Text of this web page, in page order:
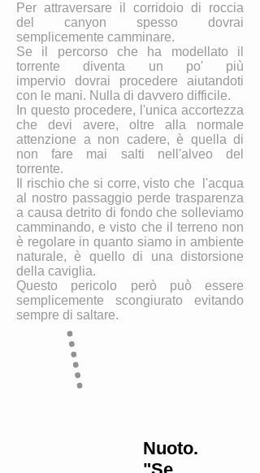
Per attraversare il corridoio di roccia
del canyon spesso dovrai
semplicemente camminare.
Se il percorso che ha modellato il
torrente diventa un po' più
impervio dovrai procedere aiutandoti
con le mani. Nulla di davvero difficile.
In questo procedere, l'unica accortezza
che devi avere, oltre alla normale
attenzione a non cadere, è quella di
non fare mai salti nell'alveo del
torrente.
Il rischio che si corre, visto che l'acqua
al nostro passaggio perde trasparenza
a causa detrito di fondo che solleviamo
camminando, e visto che il terreno non
è regolare in quanto siamo in ambiente
naturale, è quello di una distorsione
della caviglia.
Questo pericolo però può essere
semplicemente scongiurato evitando
sempre di saltare.
Nuoto.